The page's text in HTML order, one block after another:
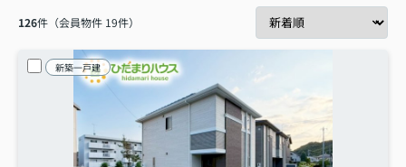
126件（会員物件 19件）
新築一戸建